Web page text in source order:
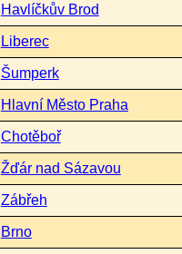
Havlíčkův Brod
Liberec
Šumperk
Hlavní Město Praha
Chotěboř
Žďár nad Sázavou
Zábřeh
Brno